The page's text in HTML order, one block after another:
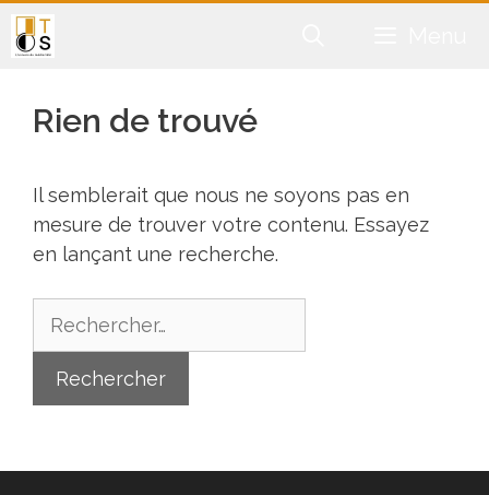
Aller
au
Rien de trouvé
Il semblerait que nous ne soyons pas en
mesure de trouver votre contenu. Essayez
en lançant une recherche.
Rechercher :